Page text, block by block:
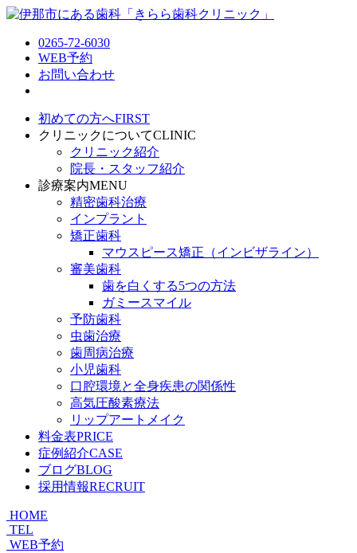
0265-72-6030
WEB予約
お問い合わせ
初めての方へFIRST
クリニックについてCLINIC
クリニック紹介
院長・スタッフ紹介
診療案内MENU
精密歯科治療
インプラント
矯正歯科
マウスピース矯正（インビザライン）
審美歯科
歯を白くする5つの方法
ガミースマイル
予防歯科
虫歯治療
歯周病治療
小児歯科
口腔環境と全身疾患の関係性
高気圧酸素療法
リップアートメイク
料金表PRICE
症例紹介CASE
ブログBLOG
採用情報RECRUIT
HOME
TEL
WEB予約